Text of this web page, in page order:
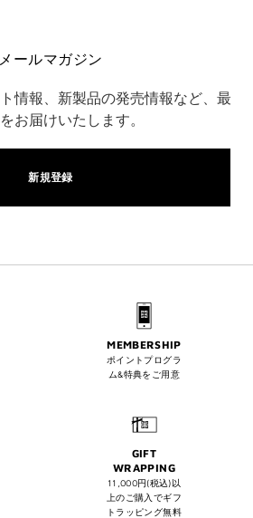
メールマガジン
情報、新製品の発売情報など、最
お届けいたします。
新規登録
MEMBERSHIP
ポイントプログラ
ム&特典をご用意
GIFT
WRAPPING
11,000円(税込)以
上のご購入でギフ
トラッピング無料